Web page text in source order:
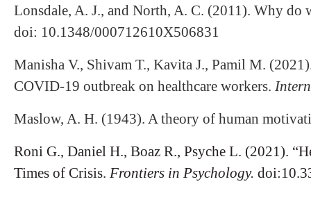
Lonsdale, A. J., and North, A. C. (2011). Why do
doi: 10.1348/000712610X506831
Manisha V., Shivam T., Kavita J., Pamil M.
COVID-19 outbreak on healthcare workers.
Maslow, A. H. (1943). A theory of human
Roni G., Daniel H., Boaz R., Psyche L. (2021).
Times of Crisis. Frontiers in Psychology.